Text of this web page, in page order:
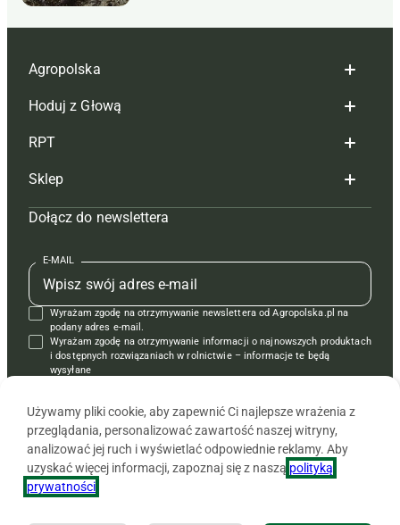
Agropolska
Redakcja
Reklama
Tagi
Mapa serwisu
Kontakt
Regulamin
Polityka prywatności
Hoduj z Głową
Hoduj z głową bydło
Hoduj z głową świnie
Prenumerata
Redakcja
Kontakt
Reklama
RPT
Redakcja
Prenumerata
Reklama
Kontakt
Krzyżówki
Sklep
Czasopisma i prenumerata
Książki
Regulamin
Dołącz do newslettera
E-MAIL
Wyrażam zgodę na otrzymywanie newslettera od Agropolska.pl na
podany adres e-mail.
Wyrażam zgodę na otrzymywanie informacji o najnowszych produktach
i dostępnych rozwiązaniach w rolnictwie – informacje te będą
wysyłane
Używamy pliki cookie, aby zapewnić Ci najlepsze wrażenia z
przeglądania, personalizować zawartość naszej witryny,
analizować jej ruch i wyświetlać odpowiednie reklamy. Aby
uzyskać więcej informacji, zapoznaj się z naszą polityką
prywatności